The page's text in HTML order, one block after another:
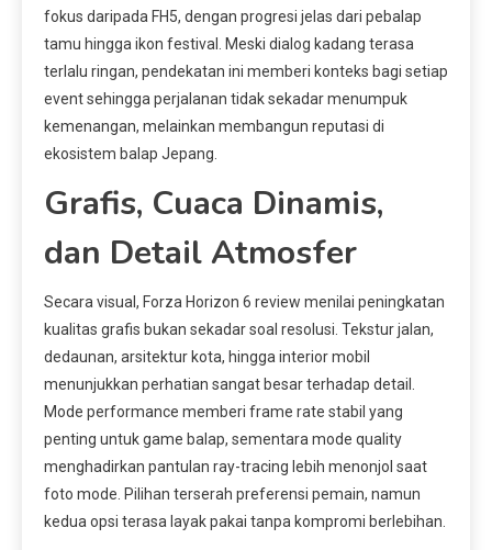
fokus daripada FH5, dengan progresi jelas dari pebalap
tamu hingga ikon festival. Meski dialog kadang terasa
terlalu ringan, pendekatan ini memberi konteks bagi setiap
event sehingga perjalanan tidak sekadar menumpuk
kemenangan, melainkan membangun reputasi di
ekosistem balap Jepang.
Grafis, Cuaca Dinamis,
dan Detail Atmosfer
Secara visual, Forza Horizon 6 review menilai peningkatan
kualitas grafis bukan sekadar soal resolusi. Tekstur jalan,
dedaunan, arsitektur kota, hingga interior mobil
menunjukkan perhatian sangat besar terhadap detail.
Mode performance memberi frame rate stabil yang
penting untuk game balap, sementara mode quality
menghadirkan pantulan ray-tracing lebih menonjol saat
foto mode. Pilihan terserah preferensi pemain, namun
kedua opsi terasa layak pakai tanpa kompromi berlebihan.